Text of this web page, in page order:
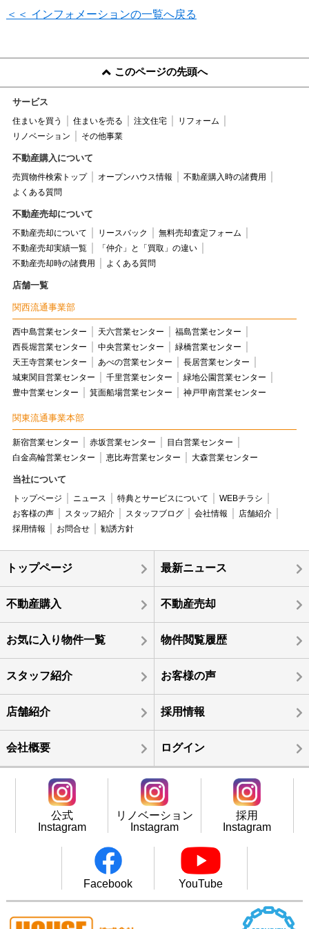
＜＜ インフォメーションの一覧へ戻る
このページの先頭へ
サービス
住まいを買う 住まいを売る 注文住宅
リフォーム
リノベーション
その他事業
不動産購入について
売買物件検索トップ オープンハウス情報
不動産購入時の諸費用
よくある質問
不動産売却について
不動産売却について リースバック
無料売却査定フォーム
不動産売却実績一覧
「仲介」と「買取」の違い
不動産売却時の諸費用
よくある質問
店舗一覧
関西流通事業部
西中島営業センター 天六営業センター
福島営業センター
西長堀営業センター
中央営業センター
緑橋営業センター
天王寺営業センター
あべの営業センター
長居営業センター
城東関目営業センター
千里営業センター
緑地公園営業センター
豊中営業センター
箕面船場営業センター 神戸甲南営業センター
関東流通事業本部
新宿営業センター 赤坂営業センター
目白営業センター
白金高輪営業センター
恵比寿営業センター 大森営業センター
当社について
トップページ ニュース 特典とサービスについて
WEBチラシ
お客様の声
スタッフ紹介 スタッフブログ 会社情報
店舗紹介
採用情報
お問合せ 勧誘方針
トップページ 最新ニュース
不動産購入 不動産売却
お気に入り物件一覧 物件閲覧履歴
スタッフ紹介 お客様の声
店舗紹介 採用情報
会社概要 ログイン
公式
Instagram
リノベーション
Instagram
採用
Instagram
Facebook YouTube